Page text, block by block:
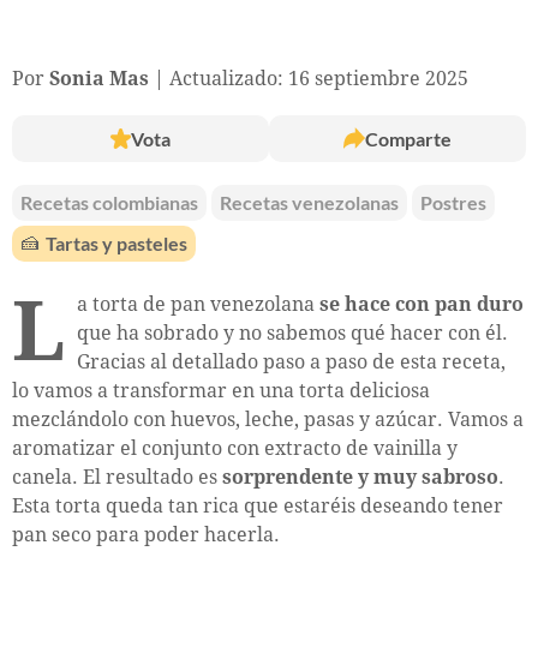
Por Sonia Mas Actualizado: 16 septiembre 2025
Vota Comparte
Recetas colombianas Recetas venezolanas
Postres
🍰 Tartas y pasteles
L a torta de pan venezolana se hace con pan duro
que ha sobrado y no sabemos qué hacer con él.
Gracias al detallado paso a paso de esta receta,
lo vamos a transformar en una torta deliciosa
mezclándolo con huevos, leche, pasas y azúcar. Vamos a
aromatizar el conjunto con extracto de vainilla y
canela. El resultado es sorprendente y muy sabroso.
Esta torta queda tan rica que estaréis deseando tener
pan seco para poder hacerla.